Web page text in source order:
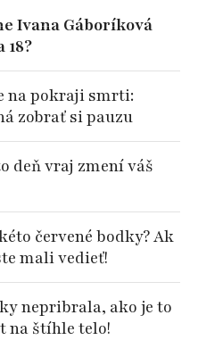
Ivana Gáboríková
na pokraji smrti:
zobrať si pauzu
deň vraj zmení váš
červené bodky? Ak
mali vedieť!
nepribrala, ako je to
na štíhle telo!